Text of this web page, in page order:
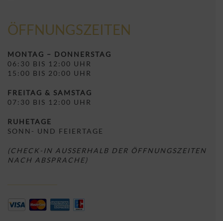
ÖFFNUNGSZEITEN
MONTAG – DONNERSTAG
06:30 BIS 12:00 UHR
15:00 BIS 20:00 UHR
FREITAG & SAMSTAG
07:30 BIS 12:00 UHR
RUHETAGE
SONN- UND FEIERTAGE
(CHECK-IN AUSSERHALB DER ÖFFNUNGSZEITEN N
ACH ABSPRACHE)